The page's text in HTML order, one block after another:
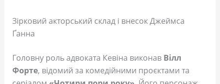
Зірковий акторський склад і внесок Джеймса
Ґанна
Головну роль адвоката Кевіна виконав Вілл
Форте, відомий за комедійними проєктами та